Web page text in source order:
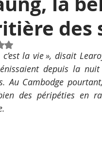
des
NaN étoiles sur 5.
c’est la vie », disait
depuis la
Au Cambodge
des péripéties en